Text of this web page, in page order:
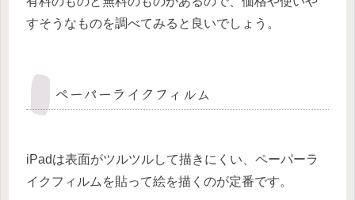
すそうなものを調べてみると良いでしょう。
ペーパーライクフィルム
iPadは表面がツルツルして描きにくい、ペーパーラ
イクフィルムを貼って絵を描くのが定番です。